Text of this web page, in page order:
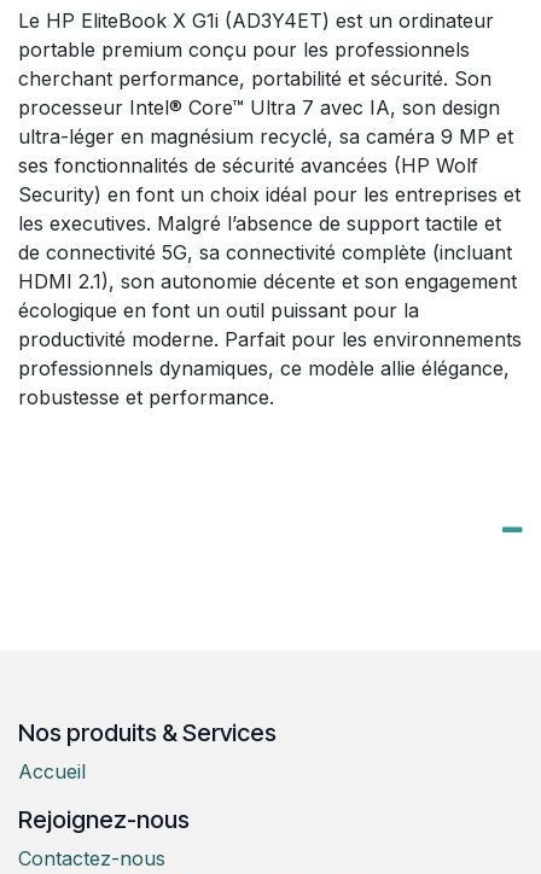
Le HP EliteBook X G1i (AD3Y4ET) est un ordinateur
portable premium conçu pour les professionnels
cherchant performance, portabilité et sécurité. Son
processeur Intel® Core™ Ultra 7 avec IA, son design
ultra-léger en magnésium recyclé, sa caméra 9 MP et
ses fonctionnalités de sécurité avancées (HP Wolf
Security) en font un choix idéal pour les entreprises et
les executives. Malgré l’absence de support tactile et
de connectivité 5G, sa connectivité complète (incluant
HDMI 2.1), son autonomie décente et son engagement
écologique en font un outil puissant pour la
productivité moderne. Parfait pour les environnements
professionnels dynamiques, ce modèle allie élégance,
robustesse et performance.
Nos produits & Services
Accueil
Rejoignez-nous
Contactez-nous